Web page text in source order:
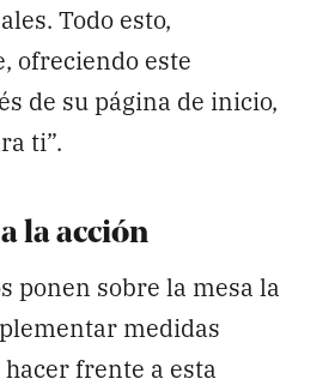
Todo esto,
ofreciendo este
de su página de inicio,
ti”.
la acción
ponen sobre la mesa la
medidas
frente a esta